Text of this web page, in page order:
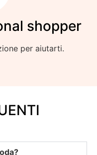
shopper
per aiutarti.